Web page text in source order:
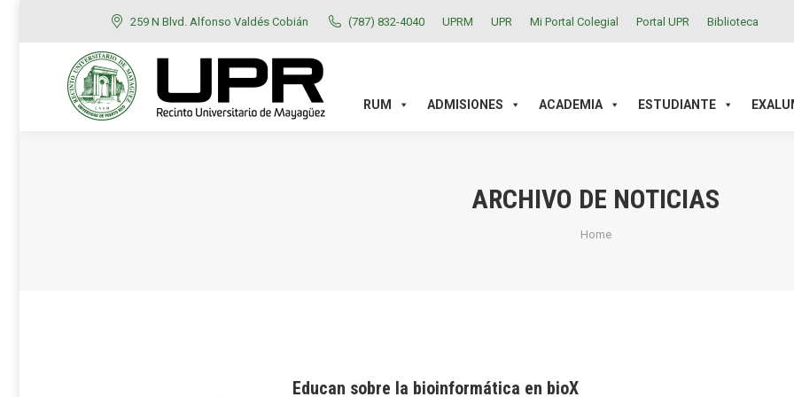
259 N Blvd. Alfonso Valdés Cobián (787) 832-4040 UPRM UPR Mi Portal Colegial Portal UPR Biblioteca
RUM ADMISIONES ACADEMIA ESTUDIANTE
ARCHIVO DE NOTICIAS
You are here:
Home
Educan sobre la bioinformática en bioX
RUM ADMISIONES